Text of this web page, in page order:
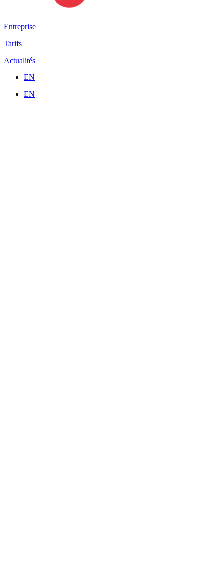
Entreprise
Tarifs
Actualités
EN
EN